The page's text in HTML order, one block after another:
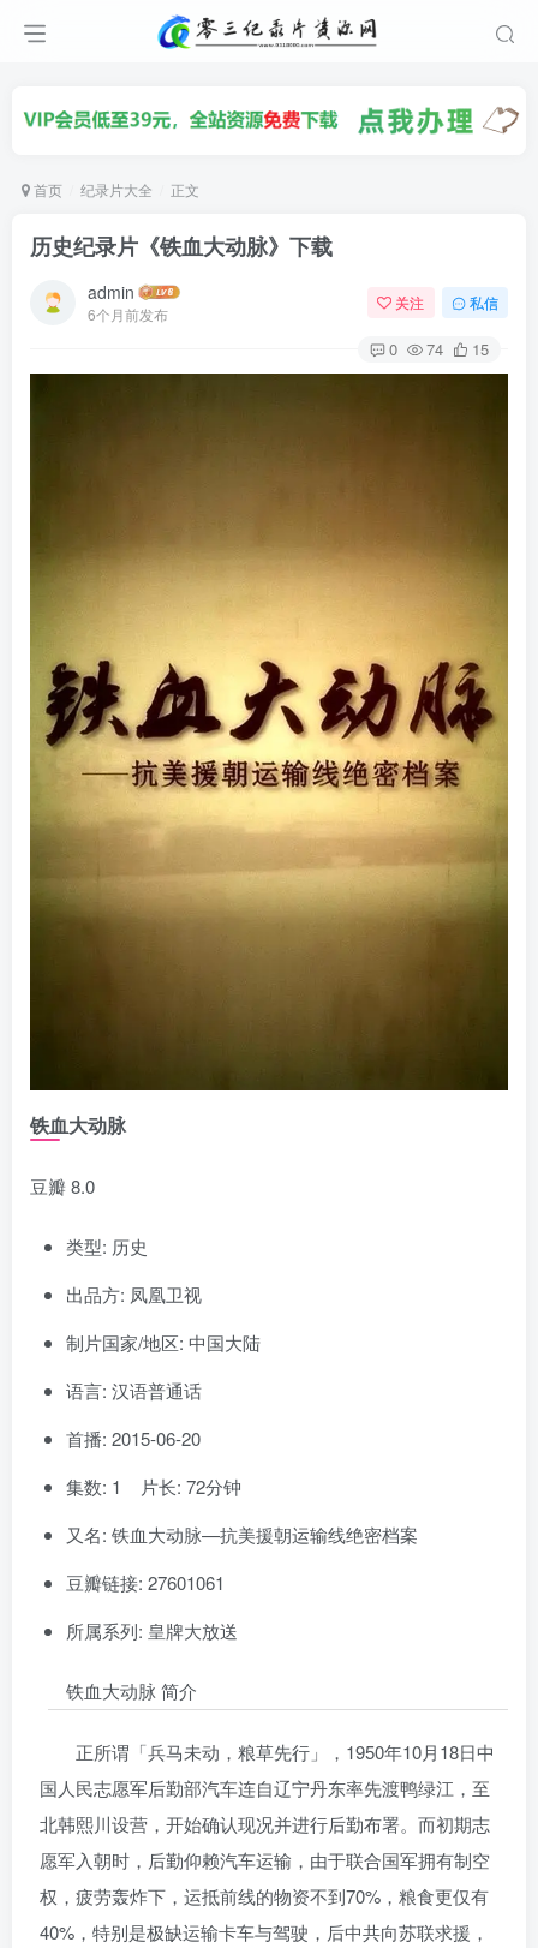
首页 纪录片大全 正文
历史纪录片《铁血大动脉》下载
admin
6个月前发布
关注 私信
0 74 15
铁血大动脉
豆瓣 8.0
类型: 历史
出品方: 凤凰卫视
制片国家/地区: 中国大陆
语言: 汉语普通话
首播: 2015-06-20
集数: 1 片长: 72分钟
又名: 铁血大动脉—抗美援朝运输线绝密档案
豆瓣链接: 27601061
所属系列: 皇牌大放送
铁血大动脉 简介
正所谓「兵马未动，粮草先行」，1950年10月18日中
国人民志愿军后勤部汽车连自辽宁丹东率先渡鸭绿江，至
北韩熙川设营，开始确认现况并进行后勤布署。而初期志
愿军入朝时，后勤仰赖汽车运输，由于联合国军拥有制空
权，疲劳轰炸下，运抵前线的物资不到70%，粮食更仅有
40%，特别是极缺运输卡车与驾驶，后中共向苏联求援，